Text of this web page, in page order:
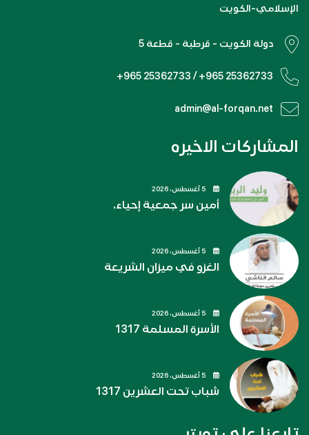
الإسلامي-الكويت
دولة الكويت - قرطبة - قطعة 5
+965 25362733 / +965 25362733
admin@al-forqan.net
المشاركات الاخيره
أمين سر جمعية إحياء.
الغزو في ميزان الشريعة
الأسرة المسلمة 1317
شباب تحت العشرين 1317